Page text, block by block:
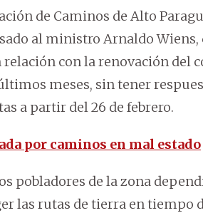
de Caminos de Alto
al ministro Arnaldo Wiens,
con la renovación del
meses, sin tener
a partir del 26 de febrero.
por caminos en mal estado
pobladores de la zona
las rutas de tierra en tiempo